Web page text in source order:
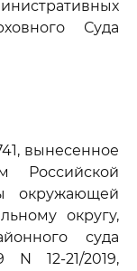
Суда
вынесенное
Российской
окружающей
округу,
суда
N 12-21/2019,